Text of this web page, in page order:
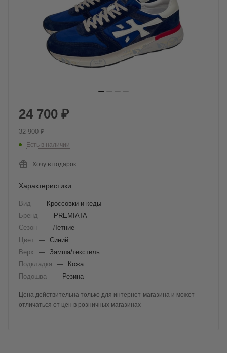
24 700 ₽
32 900₽
Есть в наличии
Хочу в подарок
Характеристики
Вид —
Кроссовки и кеды
Бренд
—
PREMIATA
Сезон
—
Летние
Цвет — Синий
Верх
— Замша/текстиль
Подкладка
—
Кожа
Подошва
— Резина
Цена действительна только для интернет-магазина и может
отличаться от цен в розничных магазинах